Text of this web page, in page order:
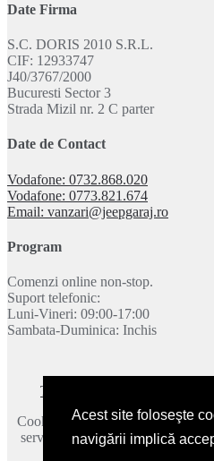
Acest site foloseşte
navigării implică
Date Firma
S.C. DORIS 2010 S.R.L.
CIF: 12933747
J40/3767/2000
Bucuresti Sector 3
Strada Mizil nr. 2 C parter
Date de Contact
Vodafone: 0732.868.020
Vodafone: 0773.821.674
Email: vanzari@jeepgaraj.ro
Program
Comenzi online non-stop.
Suport telefonic:
Luni-Vineri: 09:00-17:00
Sambata-Duminica: Inchis
Termeni si conditii
Cookie-urile ne ajuta sa oferim
servicii, acceptati modul in care